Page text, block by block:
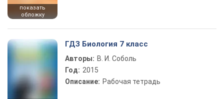
показать
обложку
ГДЗ Биология 7 класс
Авторы: В. И. Соболь
Год: 2015
Описание: Рабочая тетрадь